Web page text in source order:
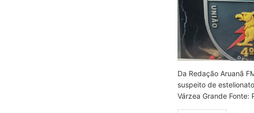
Da Redação Aruanã
suspeito de
Várzea Grande Fonte: